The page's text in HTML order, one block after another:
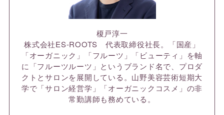
榎戸淳一
株式会社ES-ROOTS 代表取締役社長。「国産」
「オーガニック」「フルーツ」「ビューティ」を軸
に「フルーツルーツ」というブランド名で、プロダ
クトとサロンを展開している。山野美容芸術短期大
学で「サロン経営学」「オーガニックコスメ」の非
常勤講師も務めている。